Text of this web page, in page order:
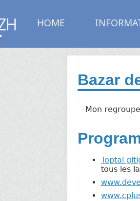
HOME
Bazar
Mon
Toptal
tous les